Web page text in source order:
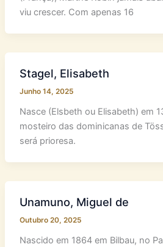
viu crescer. Com apenas 16
Stagel, Elisabeth
Junho 14, 2025
Nasce (Elsbeth ou Elisabeth) em
mosteiro das dominicanas de
será prioresa.
Unamuno, Miguel de
Outubro 20, 2025
Nascido em 1864 em Bilbau, no